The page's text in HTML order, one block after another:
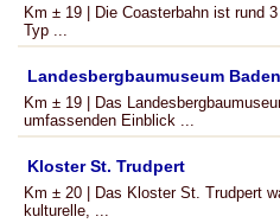
Km ± 19 | Die Coasterbahn ist rund
Typ ...
Landesbergbaumuseum
Km ± 19 | Das
umfassenden Einblick ...
Kloster St. Trudpert
Km ± 20 | Das Kloster St. Trudpert
kulturelle, ...